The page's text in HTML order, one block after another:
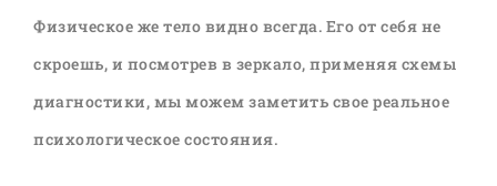
Физическое же тело видно всегда. Его от себя не
скроешь, и посмотрев в зеркало, применяя схемы
диагностики, мы можем заметить свое реальное
психологическое состояния.